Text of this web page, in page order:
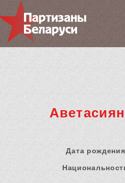
Аветасиян
Дата